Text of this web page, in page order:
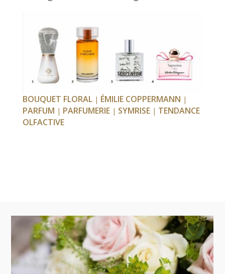
BOUQUET FLORAL| ÉMILIE COPPERMANN |
PARFUM | PARFUMERIE| SYMRISE| TENDANCE
OLFACTIVE